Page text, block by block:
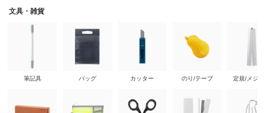
文具・雑貨
筆記具 バッグ カッター のり/テープ 定規/メジ